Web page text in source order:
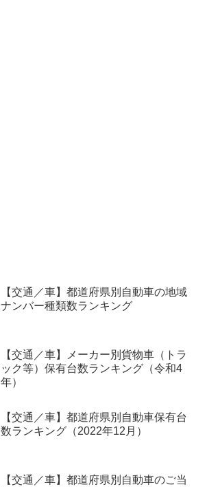
【交通／車】都道府県別自動車の地域
ナンバー種類数ランキング
【交通／車】メーカー別貨物車（トラ
ック等）保有台数ランキング（令和4
年）
【交通／車】都道府県別自動車保有台
数ランキング（2022年12月）
【交通／車】都道府県別自動車のご当